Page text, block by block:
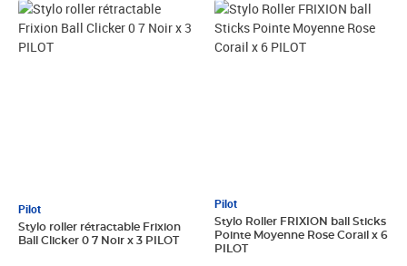
Pilot
Stylo roller rétractable Frixion
Ball Clicker 0 7 Noir x 3 PILOT
Prix 7,25€ HT
Pilot
Stylo Roller FRIXION ball Sticks
Pointe Moyenne Rose Corail x 6
PILOT
Prix 9,66€ HT